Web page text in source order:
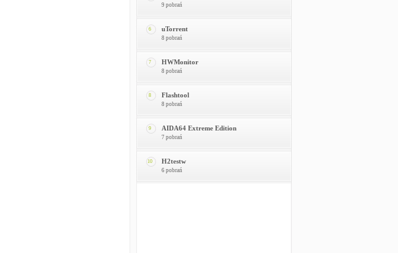
9 pobrań
6 uTorrent
8 pobrań
7 HWMonitor
8 pobrań
8 Flashtool
8 pobrań
9 AIDA64 Extreme Edition
7 pobrań
10 H2testw
6 pobrań